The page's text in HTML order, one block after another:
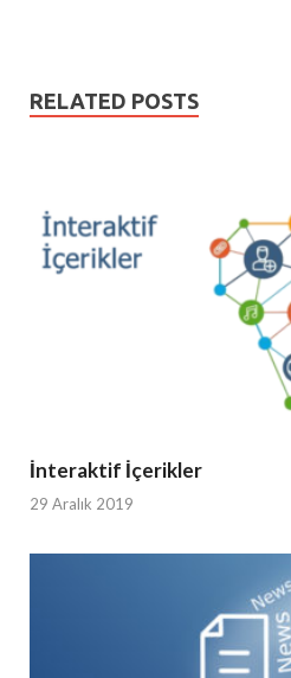
RELATED POSTS
İnteraktif İçerikler
29 Aralık 2019